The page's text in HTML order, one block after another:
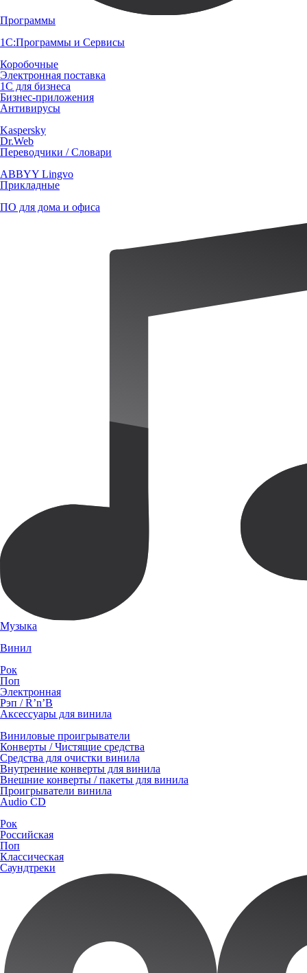
Программы
1С:Программы и Сервисы
Коробочные
Электронная поставка
1С для бизнеса
Бизнес-приложения
Антивирусы
Kaspersky
Dr.Web
Переводчики / Словари
ABBYY Lingvo
Прикладные
ПО для дома и офиса
Музыка
Винил
Рок
Поп
Электронная
Рэп / R’n’B
Аксессуары для винила
Виниловые проигрыватели
Конверты / Чистящие средства
Средства для очистки винила
Внутренние конверты для винила
Внешние конверты / пакеты для винила
Проигрыватели винила
Audio CD
Рок
Российская
Поп
Классическая
Саундтреки